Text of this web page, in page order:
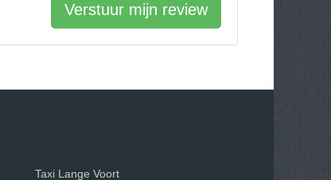
Verstuur mijn review
Taxi Lange Voort